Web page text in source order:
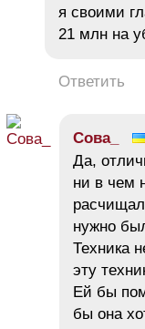
я своими
21 млн на
Ответить
Сова_
Да,
ни в чем
нужно
Техника
эту
Ей бы
бы она